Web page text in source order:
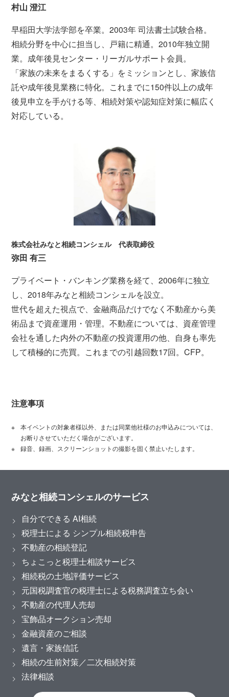
村山 澄江
早稲田大学法学部を卒業。2003年 司法書士試験合格。
相続分野を中心に担当し、戸籍に精通。2010年独立開
業。成年後見センター・リーガルサポート会員。
「家族の未来をまるくする」をミッションとし、家族信
託や成年後見業務に特化。これまでに150件以上の成年
後見申立を手がける等、相続対策や認知症対策に幅広く
対応している。
株式会社みなと相続コンシェル 代表取締役
弥田 有三
プライベート・バンキング業務を経て、2006年に独立
し、2018年みなと相続コンシェルを設立。
世代を超えた視点で、金融商品だけでなく不動産から美
術品まで資産運用・管理。不動産については、資産管理
会社を通した内外の不動産の投資運用の他、自身も率先
して積極的に売買。これまでの引越回数17回。CFP。
注意事項
本イベントの対象者様以外、または同業他社様のお申込みについては、
お断りさせていただく場合がございます。
録音、録画、スクリーンショットの撮影を固く禁止いたします。
みなと相続コンシェルのサービス
自分でできる AI相続
税理士による シンプル相続税申告
不動産の相続登記
ちょこっと税理士相談サービス
相続税の土地評価サービス
元国税調査官の税理士による税務調査立ち会い
不動産の代理人売却
宝飾品オークション売却
金融資産のご相談
遺言・家族信託
相続の生前対策／二次相続対策
法律相談